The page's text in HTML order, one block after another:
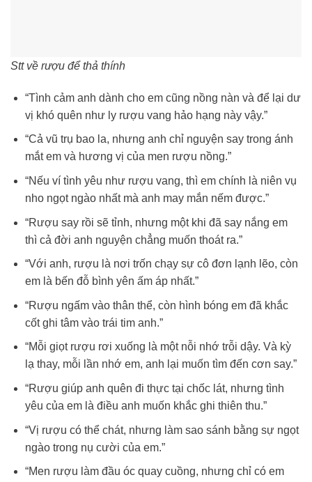
Stt về rượu để thả thính
“Tình cảm anh dành cho em cũng nồng nàn và để lại dư
vị khó quên như ly rượu vang hảo hạng này vậy.”
“Cả vũ trụ bao la, nhưng anh chỉ nguyện say trong ánh
mắt em và hương vị của men rượu nồng.”
“Nếu ví tình yêu như rượu vang, thì em chính là niên vụ
nho ngọt ngào nhất mà anh may mắn nếm được.”
“Rượu say rồi sẽ tỉnh, nhưng một khi đã say nắng em
thì cả đời anh nguyện chẳng muốn thoát ra.”
“Với anh, rượu là nơi trốn chạy sự cô đơn lạnh lẽo, còn
em là bến đỗ bình yên ấm áp nhất.”
“Rượu ngấm vào thân thể, còn hình bóng em đã khắc
cốt ghi tâm vào trái tim anh.”
“Mỗi giọt rượu rơi xuống là một nỗi nhớ trỗi dậy. Và kỳ
lạ thay, mỗi lần nhớ em, anh lại muốn tìm đến cơn say.”
“Rượu giúp anh quên đi thực tại chốc lát, nhưng tình
yêu của em là điều anh muốn khắc ghi thiên thu.”
“Vị rượu có thể chát, nhưng làm sao sánh bằng sự ngọt
ngào trong nụ cười của em.”
“Men rượu làm đầu óc quay cuồng, nhưng chỉ có em